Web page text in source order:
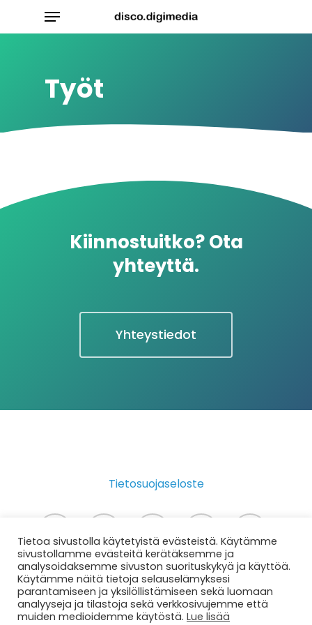
Menu
Työt
Kiinnostuitko? Ota
yhteyttä.
Yhteystiedot
Tietosuojaseloste
twitter facebook instagram phone email
© 2026 Disco Digimedia - Somemarkknointia
matkailuyrityksille - matkailumarkkinointia.
Tietoa sivustolla käytetyistä evästeistä. Käytämme
sivustollamme evästeitä kerätäksemme ja
analysoidaksemme sivuston suorituskykyä ja käyttöä.
Käytämme näitä tietoja selauselämyksesi
parantamiseen ja yksilöllistämiseen sekä luomaan
analyyseja ja tilastoja sekä verkkosivujemme että
muiden medioidemme käytöstä. Lue lisää